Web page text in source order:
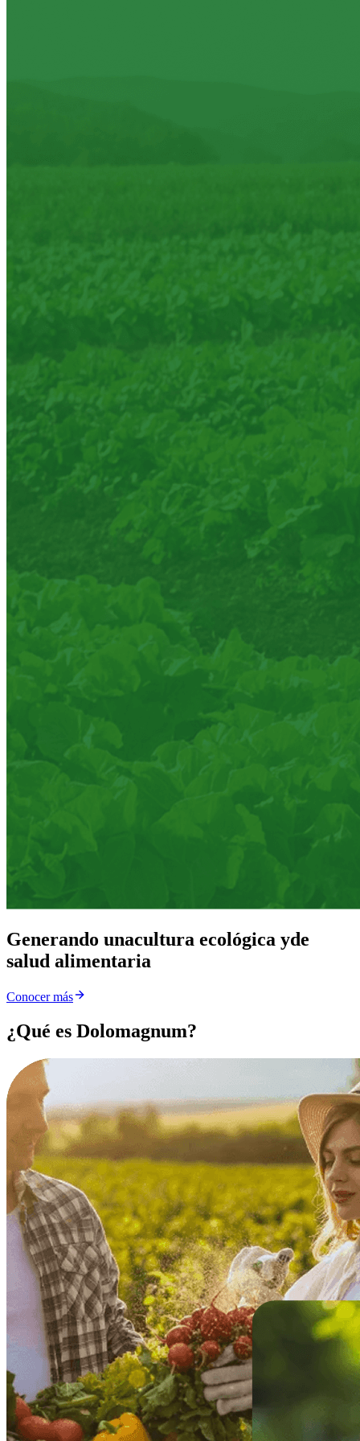
Generando unacultura ecológica yde
salud alimentaria
Conocer más
¿Qué es Dolomagnum?